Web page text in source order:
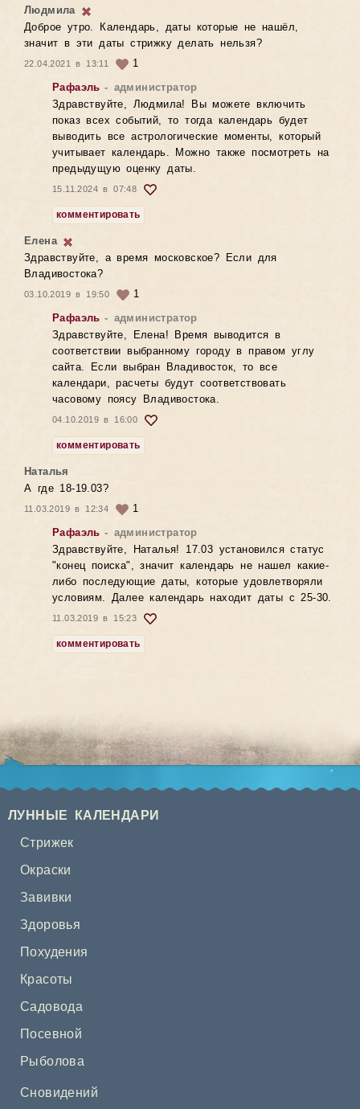
Людмила
Доброе утро. Календарь, даты которые не нашёл,
значит в эти даты стрижку делать нельзя?
22.04.2021 в 13:11
1
Рафаэль - администратор
Здравствуйте, Людмила! Вы можете включить
показ всех событий, то тогда календарь будет
выводить все астрологические моменты, который
учитывает календарь. Можно также посмотреть на
предыдущую оценку даты.
15.11.2024 в 07:48
комментировать
Елена
Здравствуйте, а время московское? Если для
Владивостока?
03.10.2019 в 19:50
1
Рафаэль - администратор
Здравствуйте, Елена! Время выводится в
соответствии выбранному городу в правом углу
сайта. Если выбран Владивосток, то все
календари, расчеты будут соответствовать
часовому поясу Владивостока.
04.10.2019 в 16:00
комментировать
Наталья
А где 18-19.03?
11.03.2019 в 12:34
1
Рафаэль - администратор
Здравствуйте, Наталья! 17.03 установился статус
"конец поиска", значит календарь не нашел какие-
либо последующие даты, которые удовлетворяли
условиям. Далее календарь находит даты с 25-30.
11.03.2019 в 15:23
комментировать
ЛУННЫЕ КАЛЕНДАРИ
Стрижек
Окраски
Завивки
Здоровья
Похудения
Красоты
Садовода
Посевной
Рыболова
Сновидений